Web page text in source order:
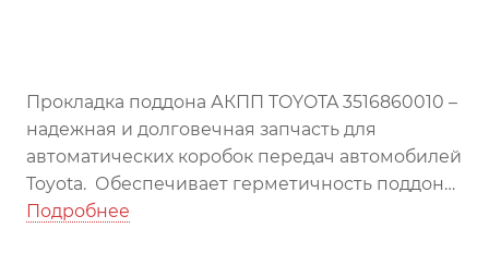
Прокладка поддона АКПП TOYOTA 3516860010 –
надежная и долговечная запчасть для
автоматических коробок передач автомобилей
Toyota. Обеспечивает герметичность поддона
и предотвращает утечки трансмиссионной
Подробнее